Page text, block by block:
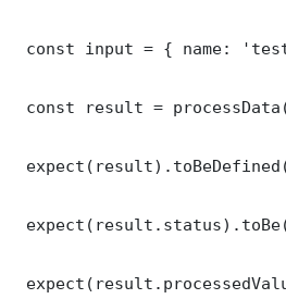
const input = { name:
const result =